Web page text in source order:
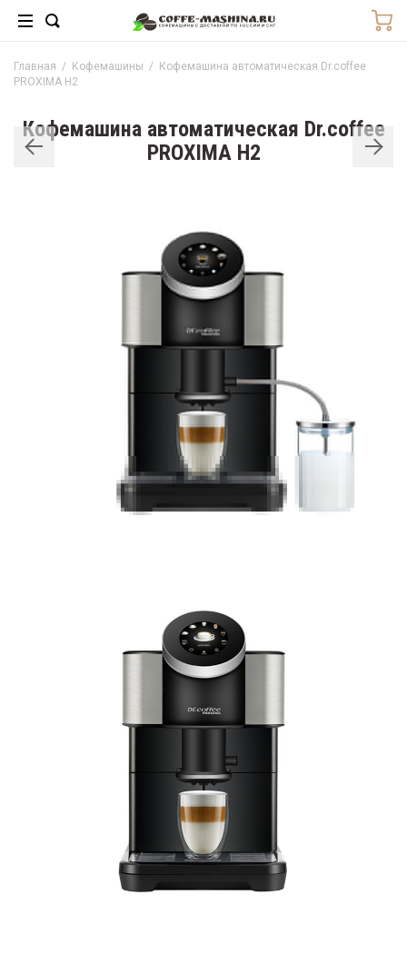
Главная / Кофемашины / Кофемашина автоматическая Dr.coffee
PROXIMA H2
Кофемашина автоматическая Dr.coffee
PROXIMA H2